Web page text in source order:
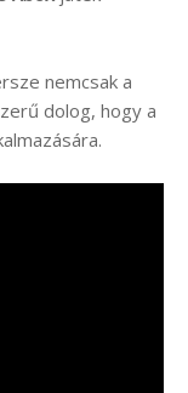
nemcsak a
dolog, hogy a